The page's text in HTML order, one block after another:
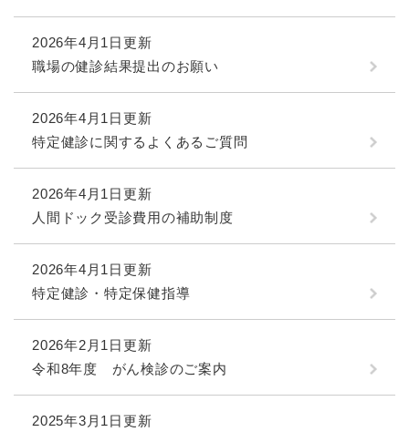
2026年4月1日更新
職場の健診結果提出のお願い
2026年4月1日更新
特定健診に関するよくあるご質問
2026年4月1日更新
人間ドック受診費用の補助制度
2026年4月1日更新
特定健診・特定保健指導
2026年2月1日更新
令和8年度 がん検診のご案内
2025年3月1日更新